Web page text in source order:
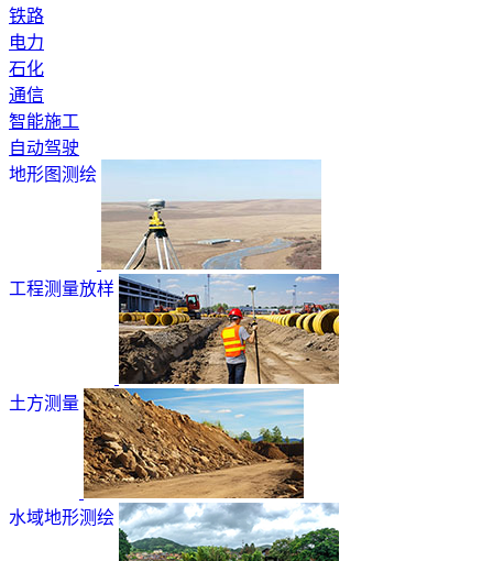
铁路
电力
石化
通信
智能施工
自动驾驶
地形图测绘
工程测量放样
土方测量
水域地形测绘